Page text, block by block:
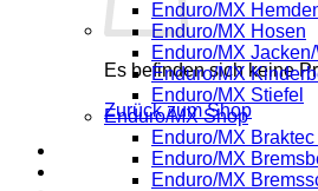
Es befinden sich keine
Zurück zum Shop
Enduro/MX
Enduro/MX Hosen
Enduro/MX
Enduro/MX
Enduro/MX Stiefel
Enduro/MX Shop
Enduro/MX Braktec
Enduro/MX
Enduro/MX